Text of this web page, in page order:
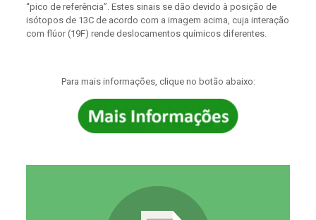
“pico de referência”. Estes sinais se dão devido à posição de
isótopos de 13C de acordo com a imagem acima, cuja interação
com flúor (19F) rende deslocamentos químicos diferentes.
Para mais informações, clique no botão abaixo: